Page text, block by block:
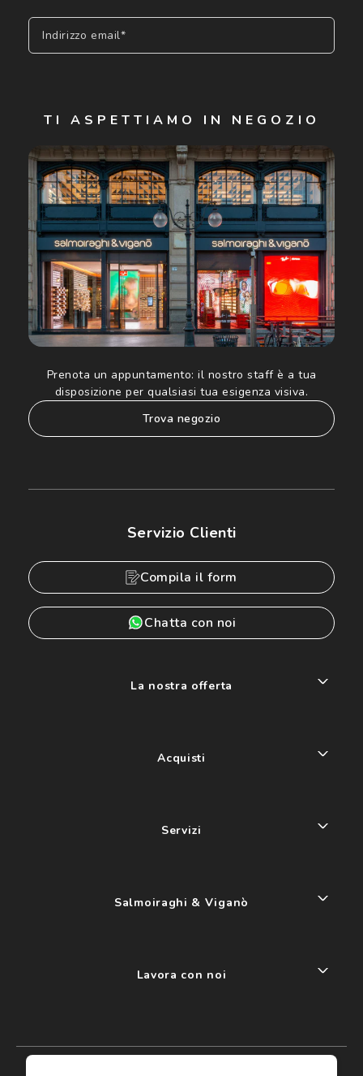
Indirizzo email*
Cliccando su "Iscriviti", confermo di avere più di 16 anni e
acconsento all'utilizzo dei miei Dati Personali da parte di
Luxottica Group S.p.A. per l'invio di offerte speciali, novità
ed altre comunicazioni di carattere pubblicitario (consultare
Informativa sulla privacyper ulteriori informazioni).
TI ASPETTIAMO IN NEGOZIO
Prenota un appuntamento: il nostro staff è a tua
disposizione per qualsiasi tua esigenza visiva.
trova negozio
Servizio Clienti
Compila il form
Chatta con noi
La nostra offerta
Acquisti
Servizi
Salmoiraghi & Viganò
Lavora con noi